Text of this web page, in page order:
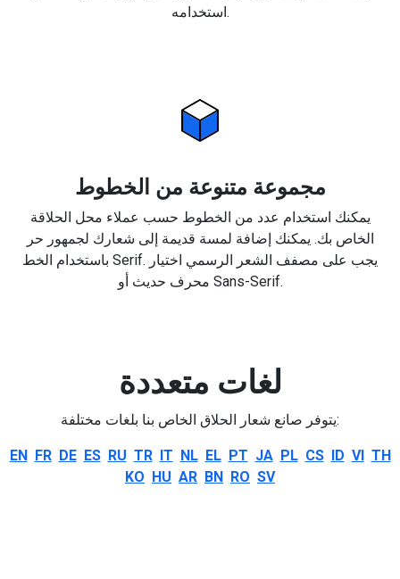
استخدامه.
مجموعة متنوعة من الخطوط
يمكنك استخدام عدد من الخطوط حسب عملاء محل الحلاقة
الخاص بك. يمكنك إضافة لمسة قديمة إلى شعارك لجمهور حر
باستخدام الخط Serif. يجب على مصفف الشعر الرسمي اختيار
محرف حديث أو Sans-Serif.
لغات متعددة
يتوفر صانع شعار الحلاق الخاص بنا بلغات مختلفة:
EN FR DE ES RU TR IT NL EL PT JA PL CS ID VI TH
KO HU AR BN RO SV